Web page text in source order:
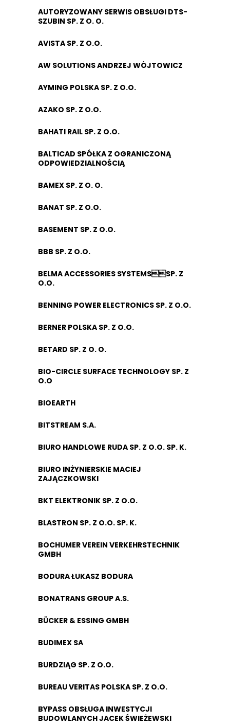
AUTORYZOWANY SERWIS OBSŁUGI DTS-
SZUBIN SP. Z O. O.
AVISTA SP. Z O.O.
AW SOLUTIONS ANDRZEJ WÓJTOWICZ
AYMING POLSKA SP. Z O.O.
AZAKO SP. Z O.O.
BAHATI RAIL SP. Z O.O.
BALTICAD SPÓŁKA Z OGRANICZONĄ
ODPOWIEDZIALNOŚCIĄ
BAMEX SP. Z O. O.
BANAT SP. Z O.O.
BASEMENT SP. Z O.O.
BBB SP. Z O.O.
BELMA ACCESSORIES SYSTEMSSP. Z
O.O.
BENNING POWER ELECTRONICS SP. Z O.O.
BERNER POLSKA SP. Z O.O.
BETARD SP. Z O. O.
BIO-CIRCLE SURFACE TECHNOLOGY SP. Z
O.O
BIOEARTH
BITSTREAM S.A.
BIURO HANDLOWE RUDA SP. Z O.O. SP. K.
BIURO INŻYNIERSKIE MACIEJ
ZAJĄCZKOWSKI
BKT ELEKTRONIK SP. Z O.O.
BLASTRON SP. Z O.O. SP. K.
BOCHUMER VEREIN VERKEHRSTECHNIK
GMBH
BODURA ŁUKASZ BODURA
BONATRANS GROUP A.S.
BÜCKER & ESSING GMBH
BUDIMEX SA
BURDZIĄG SP. Z O.O.
BUREAU VERITAS POLSKA SP. Z O.O.
BYPASS OBSŁUGA INWESTYCJI
BUDOWLANYCH JACEK ŚWIEŻEWSKI